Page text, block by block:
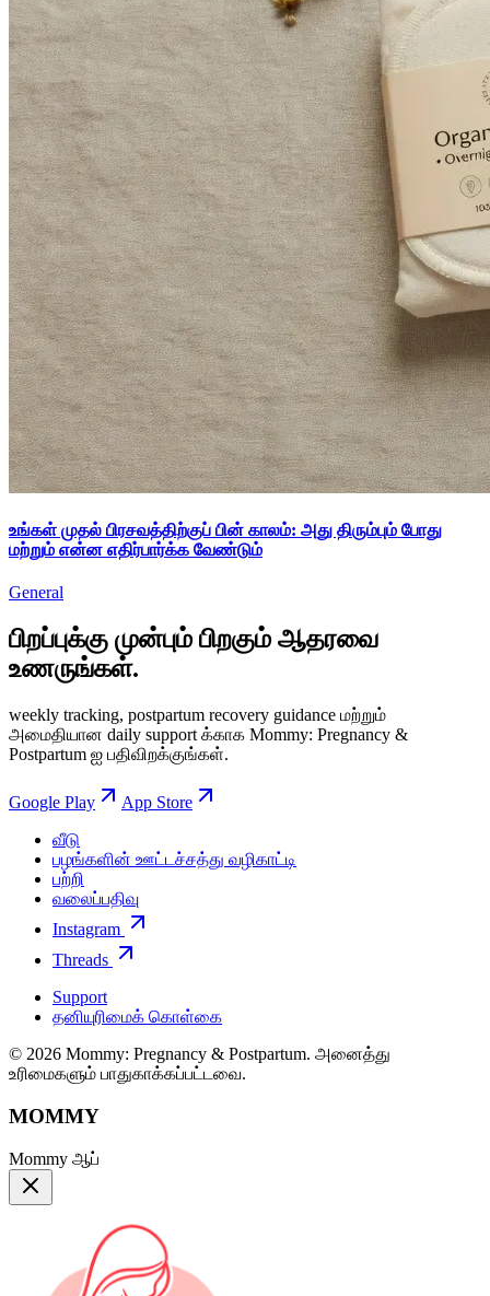
உங்கள் முதல் பிரசவத்திற்குப் பின் காலம்: அது திரும்பும் போது
மற்றும் என்ன எதிர்பார்க்க வேண்டும்
General
பிறப்புக்கு முன்பும் பிறகும் ஆதரவை
உணருங்கள்.
weekly tracking, postpartum recovery guidance மற்றும்
அமைதியான daily support க்காக Mommy: Pregnancy &
Postpartum ஐ பதிவிறக்குங்கள்.
Google Play
App Store
வீடு
பழங்களின் ஊட்டச்சத்து வழிகாட்டி
பற்றி
வலைப்பதிவு
Instagram
Threads
Support
தனியுரிமைக் கொள்கை
© 2026 Mommy: Pregnancy & Postpartum. அனைத்து
உரிமைகளும் பாதுகாக்கப்பட்டவை.
MOMMY
Mommy ஆப்